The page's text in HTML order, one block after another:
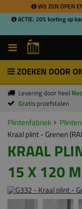
WIJ ZIJN OPEN
ACTIE: 20% korting op
ZOEKEN DOOR
Levering door heel
Gratis proefstalen
Plintenfabriek Plinten
Kraal plint - Grenen
KRAAL
15 X 120